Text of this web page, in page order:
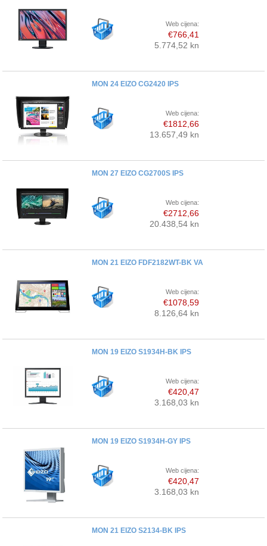
Web cijena:
€766,41
5.774,52 kn
MON 24 EIZO CG2420 IPS
Web cijena:
€1812,66
13.657,49 kn
MON 27 EIZO CG2700S IPS
Web cijena:
€2712,66
20.438,54 kn
MON 21 EIZO FDF2182WT-BK VA
Web cijena:
€1078,59
8.126,64 kn
MON 19 EIZO S1934H-BK IPS
Web cijena:
€420,47
3.168,03 kn
MON 19 EIZO S1934H-GY IPS
Web cijena:
€420,47
3.168,03 kn
MON 21 EIZO S2134-BK IPS